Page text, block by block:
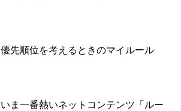
優先順位を考えるときのマイルール
いま一番熱いネットコンテンツ「ルー